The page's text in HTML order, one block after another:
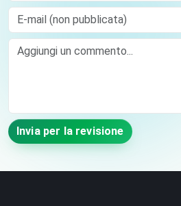
E-mail (non pubblicata)
Comment
Invia per la revisione